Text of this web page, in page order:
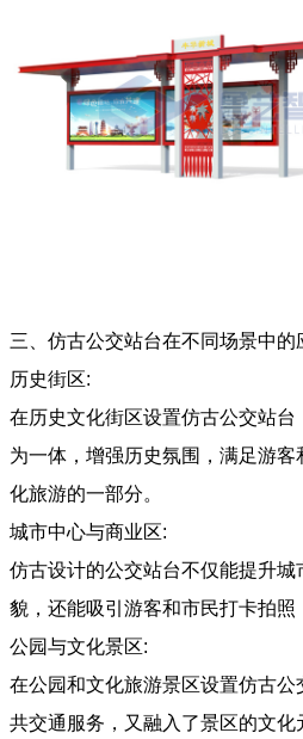
三、仿古公交站台在不同场景中的
历史街区:
在历史文化街区设置仿古公交站
为一体，增强历史氛围，满足游
化旅游的一部分。
城市中心与商业区:
仿古设计的公交站台不仅能提升
貌，还能吸引游客和市民打卡拍照
公园与文化景区:
在公园和文化旅游景区设置仿古
共交通服务，又融入了景区的文